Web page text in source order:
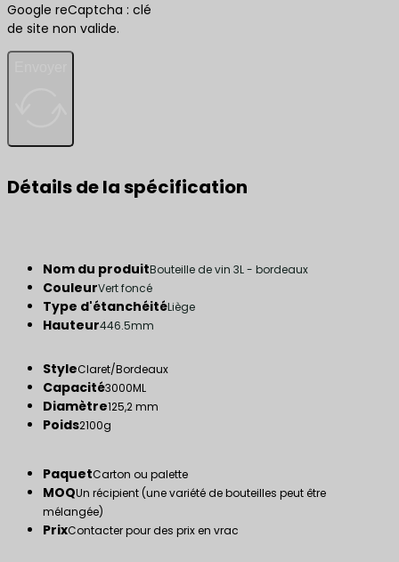
Google reCaptcha : clé
de site non valide.
Détails de la spécification
Nom du produitBouteille de vin 3L - bordeaux
CouleurVert foncé
Type d'étanchéitéLiège
Hauteur446.5mm
StyleClaret/Bordeaux
Capacité3000ML
Diamètre125,2 mm
Poids2100g
PaquetCarton ou palette
MOQUn récipient (une variété de bouteilles peut être
mélangée)
PrixContacter pour des prix en vrac